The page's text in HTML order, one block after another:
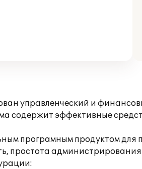
управленческий и
содержит эффективные
програмным продуктом
простота